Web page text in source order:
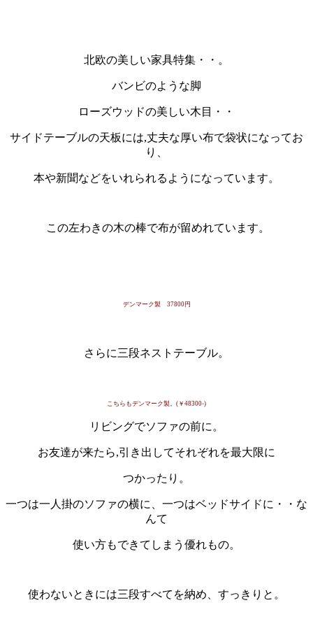
北欧の美しい家具特集・・。
バンビのような脚
ローズウッドの美しい木目・・
サイドテーブルの天板には,丈夫な厚い布で袋状になってお
り、
本や新聞などをいれられるようになっています。
この左わきの木の棒で布が留めれています。
デンマーク製 37800円
さらに三段ネストテーブル。
こちらもデンマーク製。(￥48300-)
リビングでソファの前に。
お友達が来たら,引き出してそれぞれを最大限に
つかったり。
一つは一人掛のソファの横に、一つはベッドサイドに・・な
んて
使い方もできてしまう優れもの。
使わないときには三段すべてを納め、すっきりと。